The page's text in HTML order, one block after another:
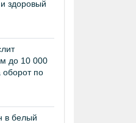
здоровый
до 10 000
оборот по
в белый